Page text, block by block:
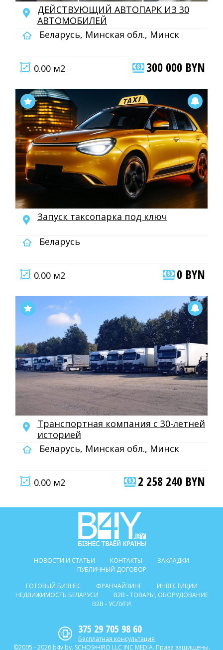
ДЕЙСТВУЮЩИЙ АВТОПАРК ИЗ 30
АВТОМОБИЛЕЙ
Беларусь, Минская обл., Минск
0.00 м2 300 000 BYN
Запуск таксопарка под ключ
Беларусь
0.00 м2 0 BYN
Транспортная компания с 30-летней
историей
Беларусь, Минская обл., Минск
0.00 м2 2 258 240 BYN
НОВОСТИ И СТАТЬИ КОНТАКТЫ
ЗАКЛАДКИ
ПУБЛИЧНЫЙ ДОГОВОР
ГОТОВЫЙ БИЗНЕС
ФРАНЧАЙЗИНГ
ИНВЕСТИЦИИ
НЕДВИЖИМОСТЬ БЕЛАРУСИ
B2B - ТОВАРЫ, ОБОРУДОВАНИЕ
B2B - УСЛУГИ
375 29 705 98 60
Бесплатная консультация
©2005 - 2026 b4y.by. SCHOSᶳHIRO LLC INC MEDIA. Права защищены.